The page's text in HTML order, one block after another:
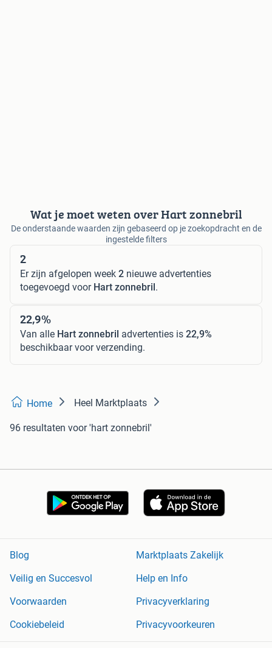
Wat je moet weten over Hart zonnebril
De onderstaande waarden zijn gebaseerd op je zoekopdracht en de
ingestelde filters
2
Er zijn afgelopen week 2 nieuwe advertenties
toegevoegd voor Hart zonnebril.
22,9%
Van alle Hart zonnebril advertenties is 22,9%
beschikbaar voor verzending.
Home Heel Marktplaats
96 resultaten voor 'hart zonnebril'
Blog
Marktplaats Zakelijk
Veilig en Succesvol
Help en Info
Voorwaarden
Privacyverklaring
Cookiebeleid
Privacyvoorkeuren